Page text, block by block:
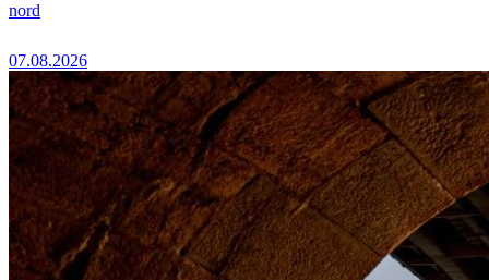
nord
07.08.2026